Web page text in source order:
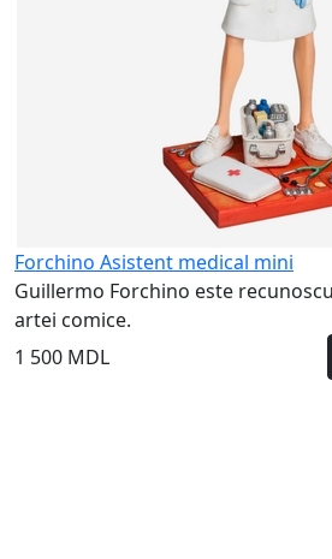
Forchino Asistent medical mini
Guillermo Forchino este
artei comice.
1 500 MDL